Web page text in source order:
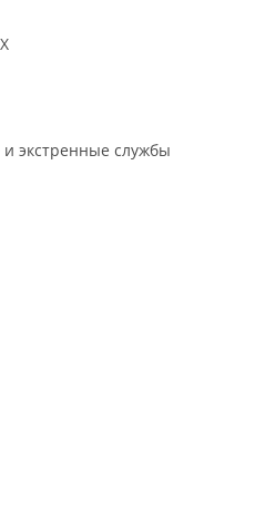
экстренные службы